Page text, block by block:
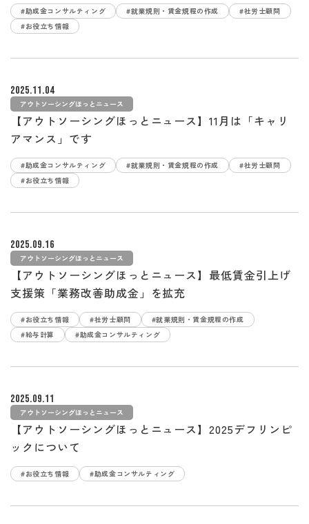
#助成金コンサルティング #就業規則・賃金規程の作成
#社労士顧問
#お役立ち情報
2025.11.04
アウトソーシングほっとニュース
【アウトソーシングほっとニュース】11月は「キャリ
アマンス」です
#助成金コンサルティング #就業規則・賃金規程の作成
#社労士顧問
#お役立ち情報
2025.09.16
アウトソーシングほっとニュース
【アウトソーシングほっとニュース】最低賃金引上げ
支援策「業務改善助成金」を拡充
#お役立ち情報 #社労士顧問
#就業規則・賃金規程の作成
#給与計算
#助成金コンサルティング
2025.09.11
アウトソーシングほっとニュース
【アウトソーシングほっとニュース】2025デフリンピ
ックについて
#お役立ち情報 #助成金コンサルティング